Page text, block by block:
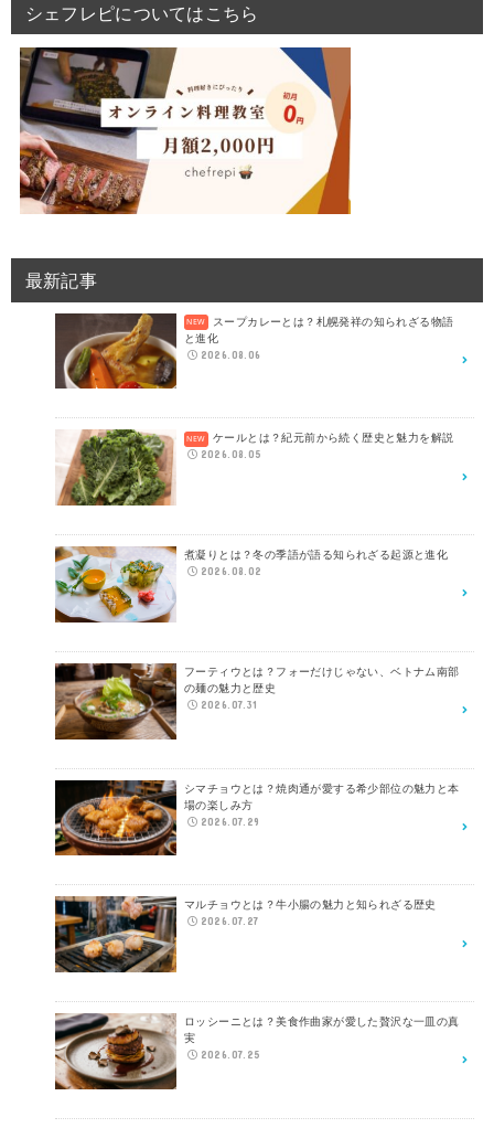
シェフレピについてはこちら
最新記事
スープカレーとは？札幌発祥の知られざる物語
と進化
2026.08.06
ケールとは？紀元前から続く歴史と魅力を解説
2026.08.05
煮凝りとは？冬の季語が語る知られざる起源と進化
2026.08.02
フーティウとは？フォーだけじゃない、ベトナム南部
の麺の魅力と歴史
2026.07.31
シマチョウとは？焼肉通が愛する希少部位の魅力と本
場の楽しみ方
2026.07.29
マルチョウとは？牛小腸の魅力と知られざる歴史
2026.07.27
ロッシーニとは？美食作曲家が愛した贅沢な一皿の真
実
2026.07.25